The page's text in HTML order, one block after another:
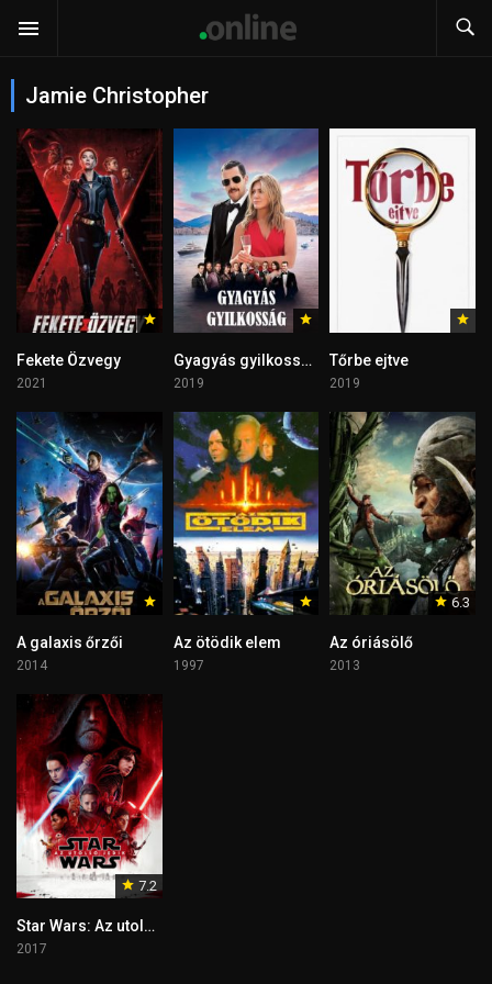
Jamie Christopher
Fekete Özvegy
2021
Gyagyás gyilkosság
2019
Tőrbe ejtve
2019
A galaxis őrzői
2014
Az ötödik elem
1997
6.3
Az óriásölő
2013
7.2
Star Wars: Az utolsó Jedik
2017